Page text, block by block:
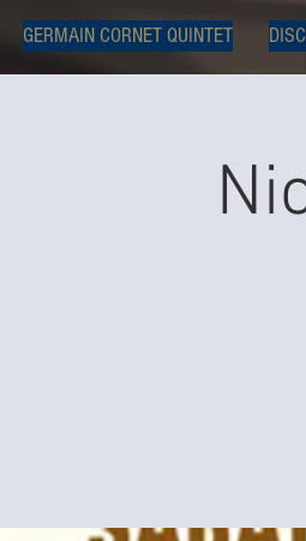
GERMAIN CORNET QUINTET